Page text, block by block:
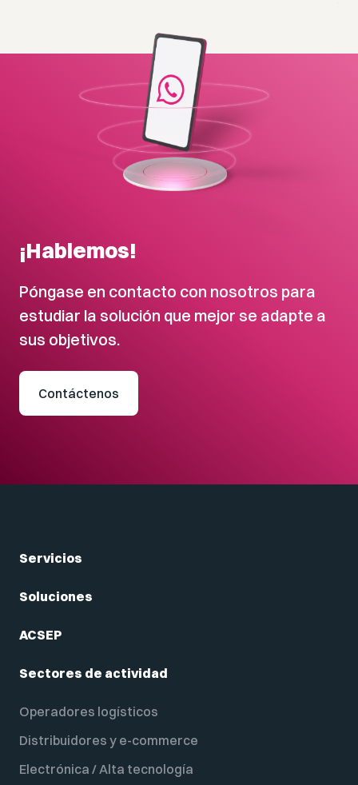
¡Hablemos!
Póngase en contacto con nosotros para
estudiar la solución que mejor se adapte a
sus objetivos.
Contáctenos
Servicios
Soluciones
ACSEP
Sectores de actividad
Operadores logísticos
Distribuidores y e-commerce
Electrónica / Alta tecnología